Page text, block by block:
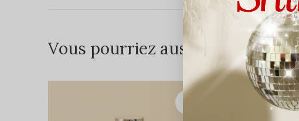
Vous pourriez aussi aimer...